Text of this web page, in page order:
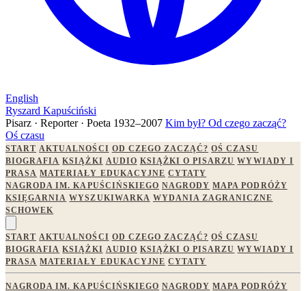
English
Ryszard Kapuściński
Pisarz · Reporter · Poeta 1932–2007 Kim był? Od czego zacząć?
Oś czasu
START AKTUALNOŚCI OD CZEGO ZACZĄĆ? OŚ CZASU
BIOGRAFIA KSIĄŻKI AUDIO KSIĄŻKI O PISARZU WYWIADY I
PRASA MATERIAŁY EDUKACYJNE CYTATY
NAGRODA IM. KAPUŚCIŃSKIEGO NAGRODY MAPA PODRÓŻY
KSIĘGARNIA WYSZUKIWARKA WYDANIA ZAGRANICZNE
SCHOWEK
START AKTUALNOŚCI OD CZEGO ZACZĄĆ? OŚ CZASU
BIOGRAFIA KSIĄŻKI AUDIO KSIĄŻKI O PISARZU WYWIADY I
PRASA MATERIAŁY EDUKACYJNE CYTATY
NAGRODA IM. KAPUŚCIŃSKIEGO NAGRODY MAPA PODRÓŻY